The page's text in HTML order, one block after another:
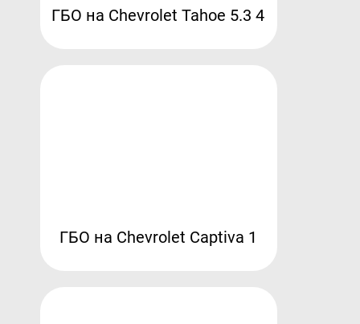
ГБО на Chevrolet Tahoe 5.3 4
ГБО на Chevrolet Captiva 1